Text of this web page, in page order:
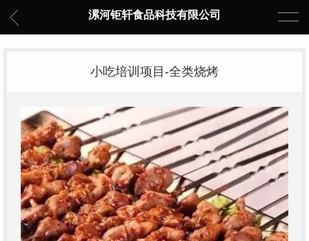
漯河钜轩食品科技有限公司
小吃培训项目-全类烧烤